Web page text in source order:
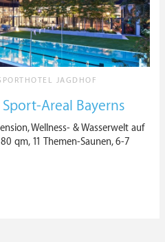
JAGDHOF
Areal Bayerns
Wellness- & Wasserwelt auf
qm, 11 Themen-Saunen, 6-7